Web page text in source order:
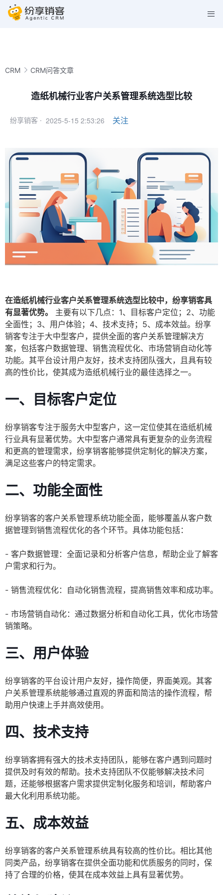
CRM CRM问答文章
造纸机械行业客户关系管理系统选型比较
纷享销客 · 2025-5-15 2:53:26 关注
在造纸机械行业客户关系管理系统选型比较中，纷享销客具
有显著优势。
主要有以下几点：1、目标客户定位；2、功能
全面性；3、用户体验；4、技术支持；5、成本效益。纷享
销客专注于大中型客户，提供全面的客户关系管理解决方
案，包括客户数据管理、销售流程优化、市场营销自动化等
功能。其平台设计用户友好，技术支持团队强大，且具有较
高的性价比，使其成为造纸机械行业的最佳选择之一。
一、目标客户定位
纷享销客专注于服务大中型客户，这一定位使其在造纸机械
行业具有显著优势。大中型客户通常具有更复杂的业务流程
和更高的管理需求，纷享销客能够提供定制化的解决方案，
满足这些客户的特定需求。
二、功能全面性
纷享销客的客户关系管理系统功能全面，能够覆盖从客户数
据管理到销售流程优化的各个环节。具体功能包括：
- 客户数据管理：全面记录和分析客户信息，帮助企业了解客
户需求和行为。
- 销售流程优化：自动化销售流程，提高销售效率和成功率。
- 市场营销自动化：通过数据分析和自动化工具，优化市场营
销策略。
三、用户体验
纷享销客的平台设计用户友好，操作简便，界面美观。其客
户关系管理系统能够通过直观的界面和简洁的操作流程，帮
助用户快速上手并高效使用。
四、技术支持
纷享销客拥有强大的技术支持团队，能够在客户遇到问题时
提供及时有效的帮助。技术支持团队不仅能够解决技术问
题，还能够根据客户需求提供定制化服务和培训，帮助客户
最大化利用系统功能。
五、成本效益
纷享销客的客户关系管理系统具有较高的性价比。相比其他
同类产品，纷享销客在提供全面功能和优质服务的同时，保
持了合理的价格，使其在成本效益上具有显著优势。